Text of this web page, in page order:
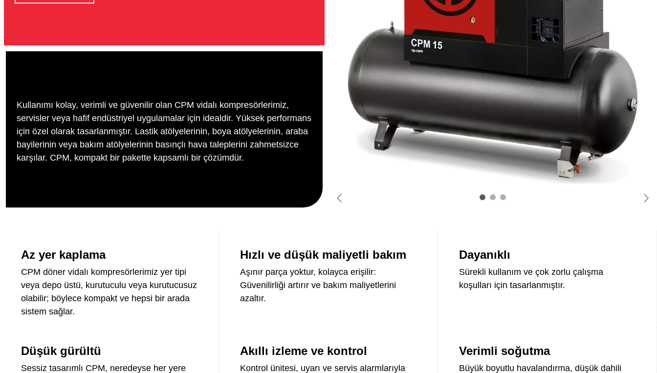
Kullanımı kolay, verimli ve güvenilir olan CPM vidalı kompresörlerimiz,
servisler veya hafif endüstriyel uygulamalar için idealdir. Yüksek performans
için özel olarak tasarlanmıştır. Lastik atölyelerinin, boya atölyelerinin, araba
bayilerinin veya bakım atölyelerinin basınçlı hava taleplerini zahmetsizce
karşılar. CPM, kompakt bir pakette kapsamlı bir çözümdür.
Az yer kaplama
CPM döner vidalı kompresörlerimiz yer tipi
veya depo üstü, kurutuculu veya kurutucusuz
olabilir; böylece kompakt ve hepsi bir arada
sistem sağlar.
Hızlı ve düşük maliyetli bakım
Aşınır parça yoktur, kolayca erişilir:
Güvenilirliği artırır ve bakım maliyetlerini
azaltır.
Dayanıklı
Sürekli kullanım ve çok zorlu çalışma
koşulları için tasarlanmıştır.
Düşük gürültü
Sessiz tasarımlı CPM, neredeyse her yere
Akıllı izleme ve kontrol
Kontrol ünitesi, uyarı ve servis alarmlarıyla
Verimli soğutma
Büyük boyutlu havalandırma, düşük dahili